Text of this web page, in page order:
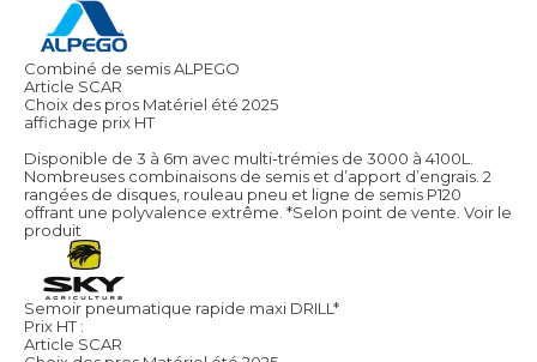
Combiné de semis ALPEGO
Article SCAR
Choix des pros Matériel été 2025
affichage prix HT
Disponible de 3 à 6m avec multi-trémies de 3000 à 4100L.
Nombreuses combinaisons de semis et d’apport d’engrais. 2
rangées de disques, rouleau pneu et ligne de semis P120
offrant une polyvalence extrême. *Selon point de vente. Voir le
produit
Semoir pneumatique rapide maxi DRILL*
Prix HT :
Article SCAR